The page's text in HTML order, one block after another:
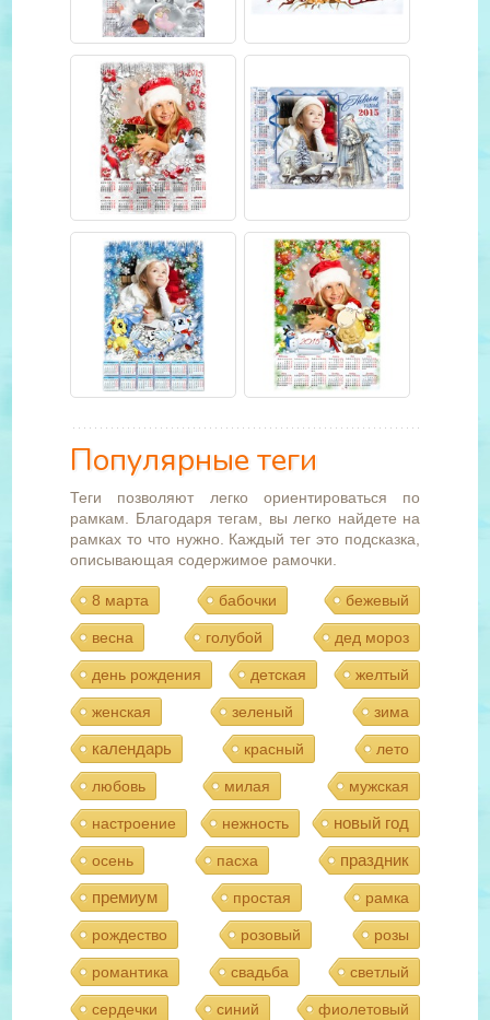
Популярные теги
Теги позволяют легко ориентироваться по
рамкам. Благодаря тегам, вы легко найдете на
рамках то что нужно. Каждый тег это подсказка,
описывающая содержимое рамочки.
8 марта бабочки бежевый
весна голубой дед мороз
день рождения детская желтый
женская зеленый зима
календарь красный лето
любовь милая мужская
настроение нежность новый год
осень пасха
праздник
премиум
простая рамка
рождество розовый розы
романтика свадьба светлый
сердечки синий фиолетовый